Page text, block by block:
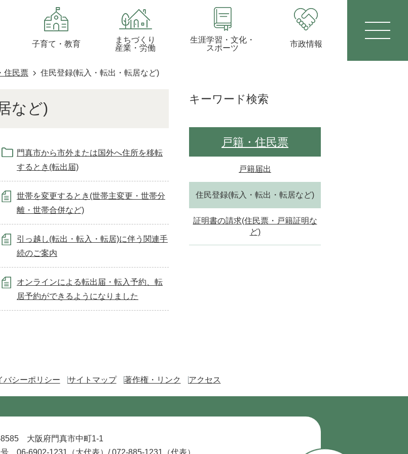
子育て・教育
まちづくり
産業・労働
生涯学習・文化・
スポーツ
市政情報
住民票 住民登録(転入・転出・転居など)
など)
門真市から市外または国外へ住所を移転
するとき(転出届)
世帯を変更するとき(世帯主変更・世帯分
離・世帯合併など)
引っ越し(転出・転入・転居)に伴う関連手
続のご案内
オンラインによる転出届・転入予約、転
居予約ができるようになりました
キーワード検索
戸籍・住民票
戸籍届出
住民登録(転入・転出・転居など)
証明書の請求(住民票・戸籍証明な
ど)
バシーポリシー サイトマップ 著作権・リンク アクセス
8585 大阪府門真市中町1-1
号 06-6902-1231（大代表）/072-885-1231（代表）